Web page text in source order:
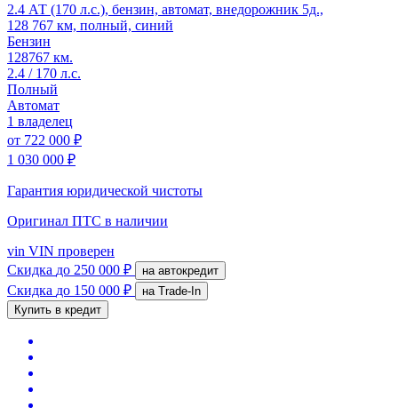
2.4 АТ (170 л.с.), бензин, автомат, внедорожник 5д.,
128 767 км, полный, синий
Бензин
128767 км.
2.4 / 170 л.с.
Полный
Автомат
1 владелец
от 722 000 ₽
1 030 000 ₽
Гарантия юридической чистоты
Оригинал ПТС в наличии
vin VIN проверен
Скидка до 250 000 ₽ на автокредит
Скидка до 150 000 ₽
на Trade-In
Купить в кредит